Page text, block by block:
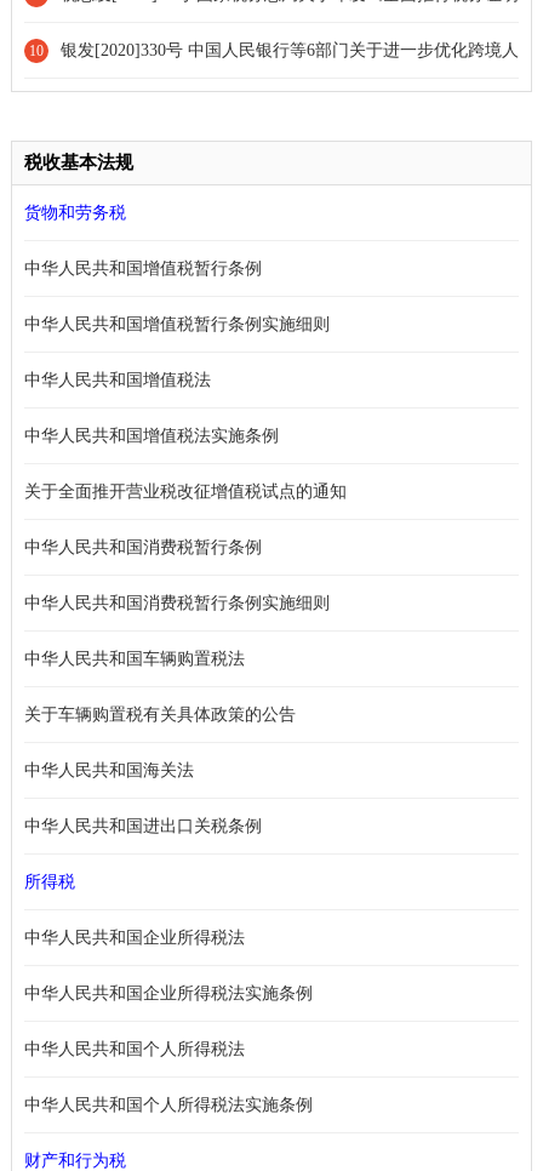
事项告知承诺制实施方案》的通知
10 银发[2020]330号 中国人民银行等6部门关于进一步优化跨境人
税收基本法规
货物和劳务税
中华人民共和国增值税暂行条例
中华人民共和国增值税暂行条例实施细则
中华人民共和国增值税法
中华人民共和国增值税法实施条例
关于全面推开营业税改征增值税试点的通知
中华人民共和国消费税暂行条例
中华人民共和国消费税暂行条例实施细则
中华人民共和国车辆购置税法
关于车辆购置税有关具体政策的公告
中华人民共和国海关法
中华人民共和国进出口关税条例
所得税
中华人民共和国企业所得税法
中华人民共和国企业所得税法实施条例
中华人民共和国个人所得税法
中华人民共和国个人所得税法实施条例
财产和行为税